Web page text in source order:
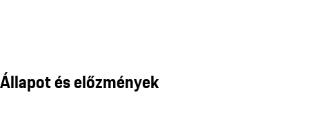
Állapot és előzmények